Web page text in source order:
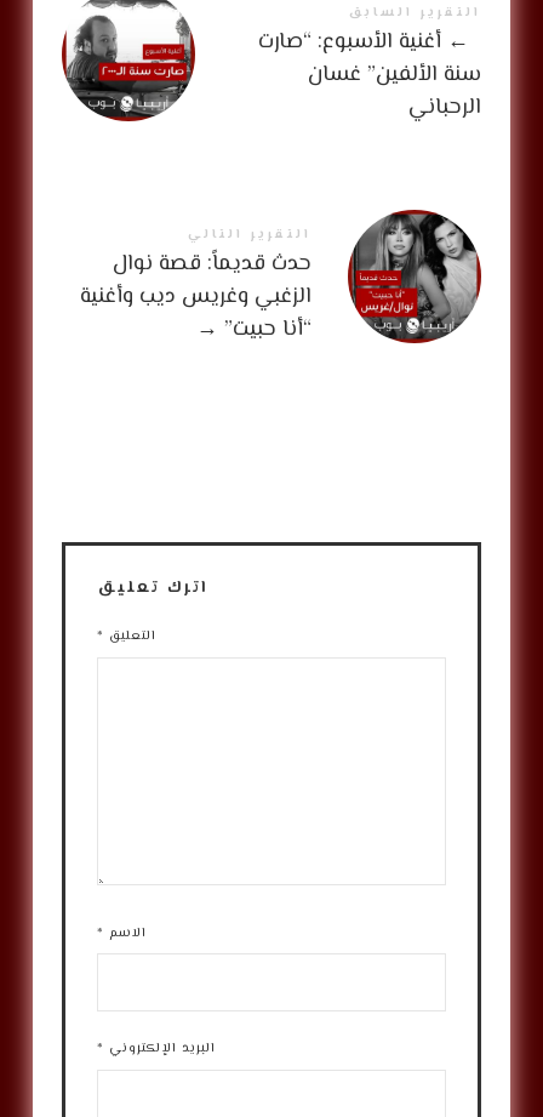
التقرير السابق
← أغنية الأسبوع: “صارت
سنة الألفين” غسان
الرحباني
التقرير التالي
حدث قديماً: قصة نوال
الزغبي وغريس ديب وأغنية
“أنا حبيت” →
اترك تعليق
التعليق *
الاسم *
البريد الإلكتروني *